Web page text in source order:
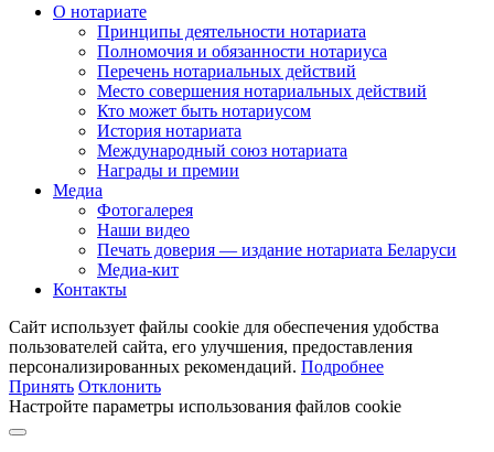
О нотариате
Принципы деятельности нотариата
Полномочия и обязанности нотариуса
Перечень нотариальных действий
Место совершения нотариальных действий
Кто может быть нотариусом
История нотариата
Международный союз нотариата
Награды и премии
Медиа
Фотогалерея
Наши видео
Печать доверия — издание нотариата Беларуси
Медиа-кит
Контакты
Сайт использует файлы cookie для обеспечения удобства
пользователей сайта, его улучшения, предоставления
персонализированных рекомендаций. Подробнее
Принять Отклонить
Настройте параметры использования файлов cookie